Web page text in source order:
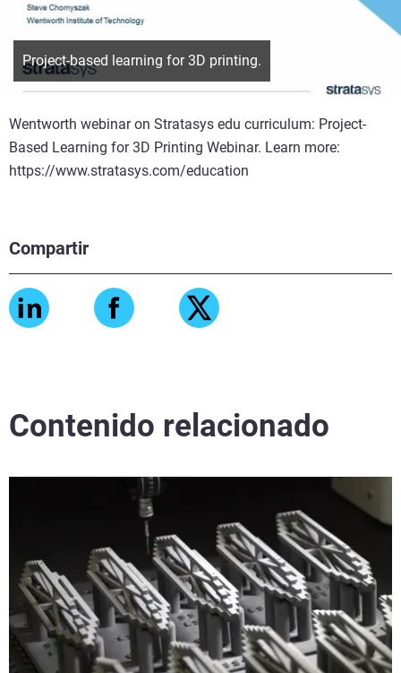
Compartir
Project-based learning for 3D printing.
Wentworth webinar on Stratasys edu curriculum: Project-
Based Learning for 3D Printing Webinar. Learn more:
https://www.stratasys.com/education
Contenido relacionado